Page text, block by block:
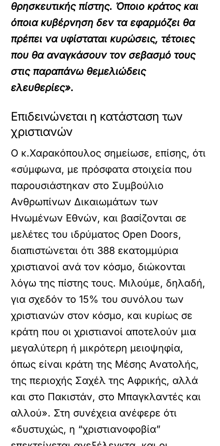
θρησκευτικής πίστης. Όποιο κράτος και
όποια κυβέρνηση δεν τα εφαρμόζει θα
πρέπει να υφίσταται κυρώσεις, τέτοιες
που θα αναγκάσουν τον σεβασμό τους
στις παραπάνω θεμελιώδεις
ελευθερίες».
Επιδεινώνεται η κατάσταση των
χριστιανών
Ο κ.Χαρακόπουλος σημείωσε, επίσης, ότι
«σύμφωνα, με πρόσφατα στοιχεία που
παρουσιάστηκαν στο Συμβούλιο
Ανθρωπίνων Δικαιωμάτων των
Ηνωμένων Εθνών, και βασίζονται σε
μελέτες του ιδρύματος Open Doors,
διαπιστώνεται ότι 388 εκατομμύρια
χριστιανοί ανά τον κόσμο, διώκονται
λόγω της πίστης τους. Μιλούμε, δηλαδή,
για σχεδόν το 15% του συνόλου των
χριστιανών στον κόσμο, και κυρίως σε
κράτη που οι χριστιανοί αποτελούν μια
μεγαλύτερη ή μικρότερη μειοψηφία,
όπως είναι κράτη της Μέσης Ανατολής,
της περιοχής Σαχέλ της Αφρικής, αλλά
και στο Πακιστάν, στο Μπαγκλαντές και
αλλού». Στη συνέχεια ανέφερε ότι
«δυστυχώς, η “χριστιανοφοβία”